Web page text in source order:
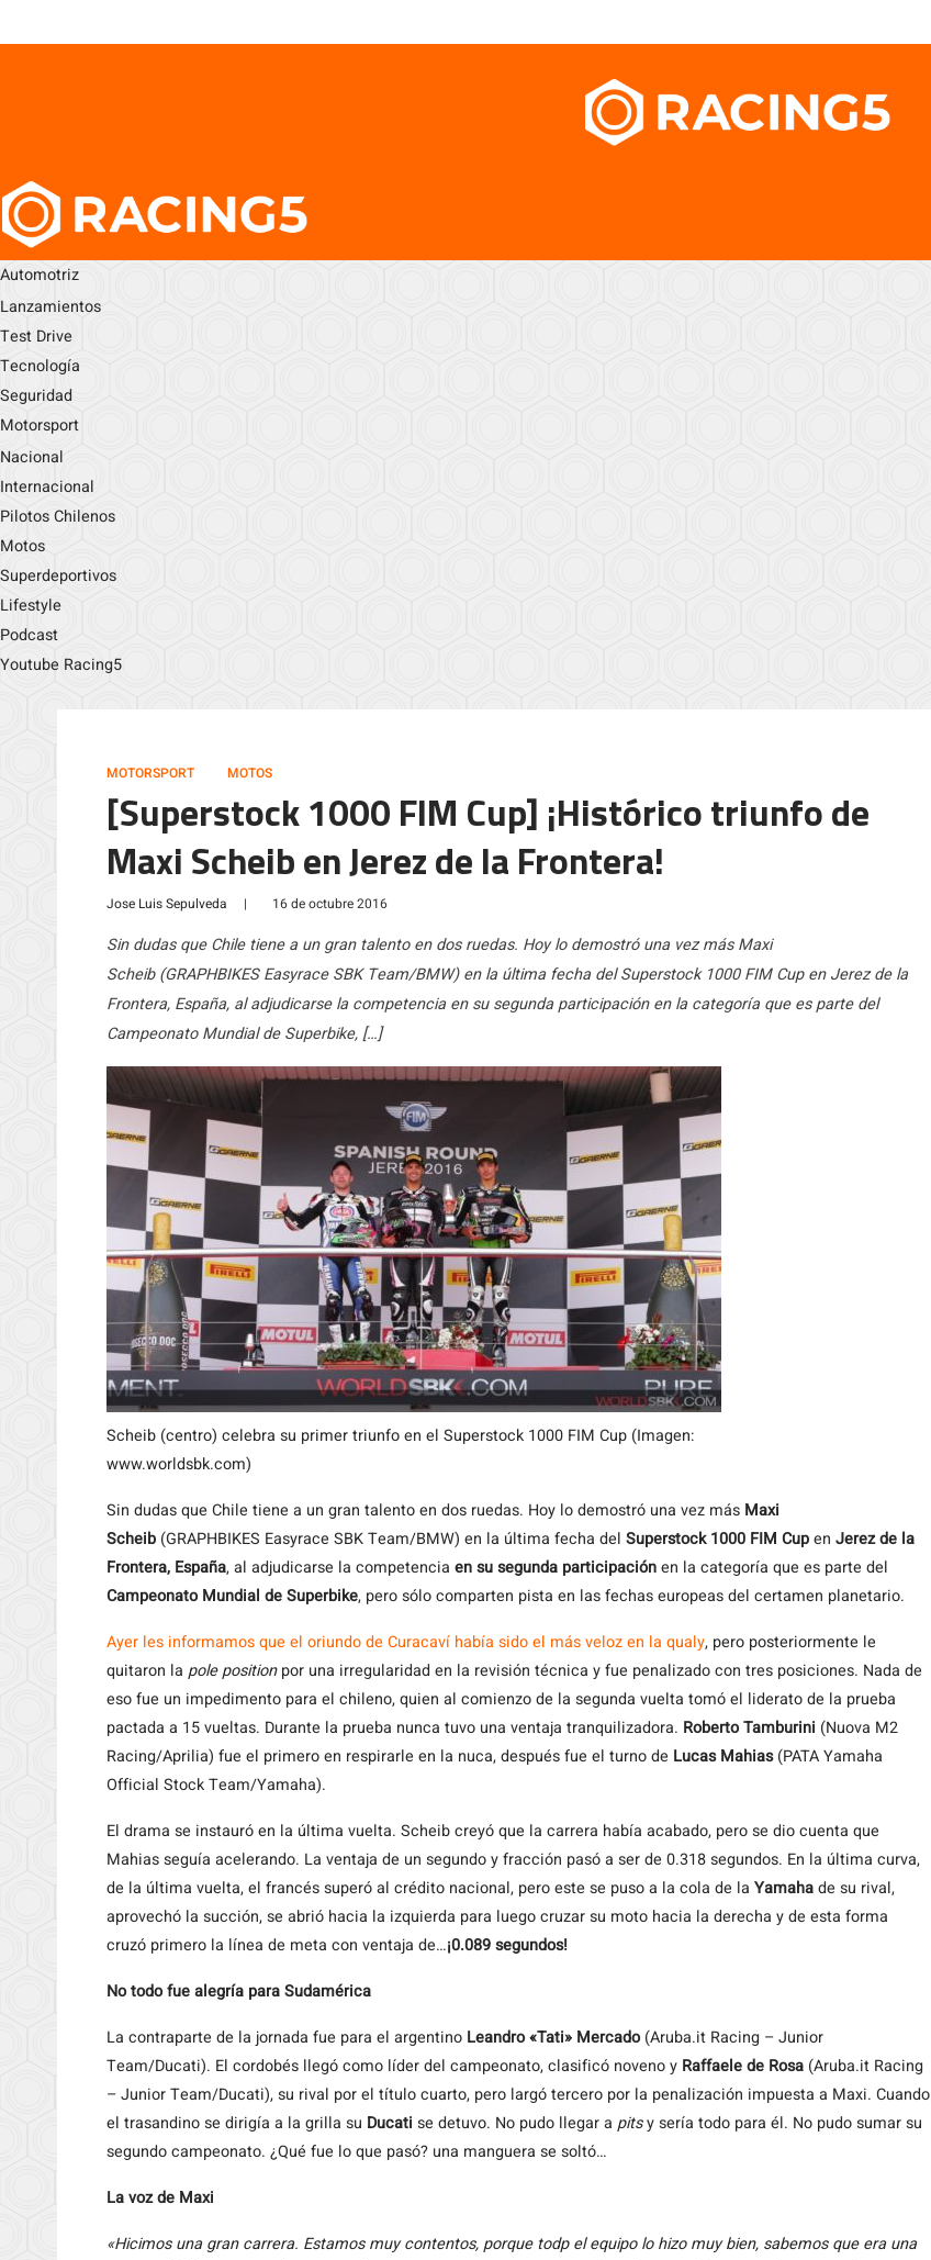
Automotriz
Lanzamientos
Test Drive
Tecnología
Seguridad
Motorsport
Nacional
Internacional
Pilotos Chilenos
Motos
Superdeportivos
Lifestyle
Podcast
Youtube Racing5
MOTORSPORT MOTOS
[Superstock 1000 FIM Cup] ¡Histórico triunfo de
Maxi Scheib en Jerez de la Frontera!
Jose Luis Sepulveda | 16 de octubre 2016
Sin dudas que Chile tiene a un gran talento en dos ruedas. Hoy lo demostró una vez más Maxi
Scheib (GRAPHBIKES Easyrace SBK Team/BMW) en la última fecha del Superstock 1000 FIM Cup en Jerez de la
Frontera, España, al adjudicarse la competencia en su segunda participación en la categoría que es parte del
Campeonato Mundial de Superbike, […]
Scheib (centro) celebra su primer triunfo en el Superstock 1000 FIM Cup (Imagen:
www.worldsbk.com)
Sin dudas que Chile tiene a un gran talento en dos ruedas. Hoy lo demostró una vez más Maxi
Scheib (GRAPHBIKES Easyrace SBK Team/BMW) en la última fecha del Superstock 1000 FIM Cupen Jerez de la
Frontera, España,al adjudicarse la competencia en su segunda participaciónen la categoría que es parte del
Campeonato Mundial de Superbike, pero sólo comparten pista en las fechas europeas del certamen planetario.
Ayer les informamos que el oriundo de Curacaví había sido el más veloz en la qualy, pero posteriormente le
quitaron la pole positionpor una irregularidad en la revisión técnica y fue penalizado con tres posiciones. Nada de
eso fue un impedimento para el chileno, quien al comienzo de la segunda vuelta tomó el liderato de la prueba
pactada a 15 vueltas. Durante la prueba nunca tuvo una ventaja tranquilizadora. Roberto Tamburini (Nuova M2
Racing/Aprilia) fue el primero en respirarle en la nuca, después fue el turno de Lucas Mahias(PATA Yamaha
Official Stock Team/Yamaha).
El drama se instauró en la última vuelta. Scheib creyó que la carrera había acabado, pero se dio cuenta que
Mahias seguía acelerando. La ventaja de un segundo y fracción pasó a ser de 0.318 segundos. En la última curva,
de la última vuelta, el francés superó al crédito nacional, pero este se puso a la cola de la Yamahade su rival,
aprovechó la succión, se abrió hacia la izquierda para luego cruzar su moto hacia la derecha y de esta forma
cruzó primero la línea de meta con ventaja de…¡0.089 segundos!
No todo fue alegría para Sudamérica
La contraparte de la jornada fue para el argentino Leandro «Tati» Mercado(Aruba.it Racing – Junior
Team/Ducati). El cordobés llegó como líder del campeonato, clasificó noveno y Raffaele de Rosa (Aruba.it Racing
– Junior Team/Ducati), su rival por el título cuarto, pero largó tercero por la penalización impuesta a Maxi. Cuando
el trasandino se dirigía a la grilla su Ducati se detuvo. No pudo llegar a pitsy sería todo para él. No pudo sumar su
segundo campeonato. ¿Qué fue lo que pasó? una manguera se soltó…
La voz de Maxi
«Hicimos una gran carrera. Estamos muy contentos, porque todp el equipo lo hizo muy bien, sabemos que era una